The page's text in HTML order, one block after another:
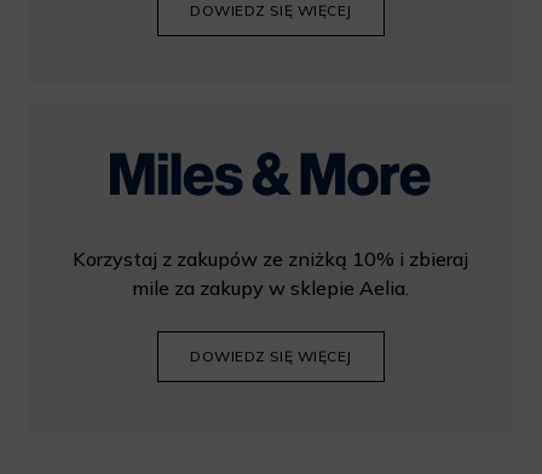
DOWIEDZ SIĘ WIĘCEJ
Korzystaj z zakupów ze zniżką 10% i zbieraj
mile za zakupy w sklepie Aelia.
DOWIEDZ SIĘ WIĘCEJ